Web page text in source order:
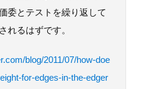
委とテストを繰り返して
れるはずです。
blog/2011/07/how-doe
for-edges-in-the-edger